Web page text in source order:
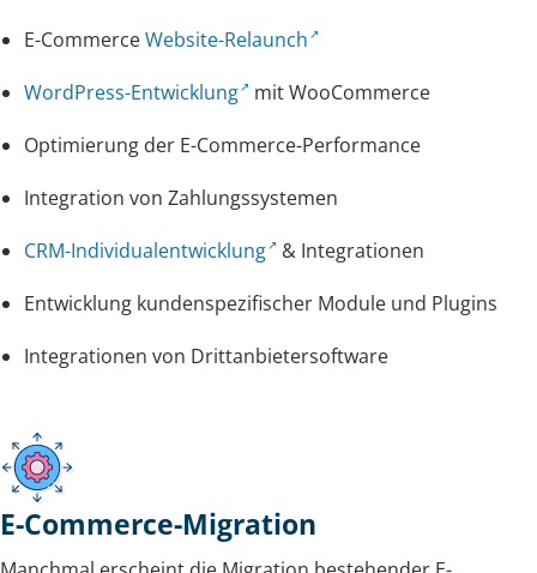
E-CommerceWebsite-Relaunch
WordPress-Entwicklung
mit WooCommerce
Optimierung der E-Commerce-Performance
Integration von Zahlungssystemen
CRM-Individualentwicklung
& Integrationen
Entwicklung kundenspezifischer Module und Plugins
Integrationen von Drittanbietersoftware
E-Commerce-Migration